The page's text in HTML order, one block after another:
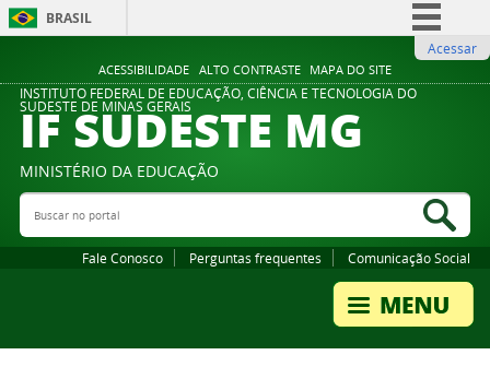
ACESSIBILIDADE ALTO CONTRASTE MAPA DO SITE
BRASIL
Comunica BR
Participe
Legislação
Acessar
INSTITUTO FEDERAL DE EDUCAÇÃO, CIÊNCIA E TECNOLOGIA DO
SUDESTE DE MINAS GERAIS
IF SUDESTE MG
MINISTÉRIO DA EDUCAÇÃO
Buscar no portal
Fale Conosco Perguntas frequentes Comunicação Social